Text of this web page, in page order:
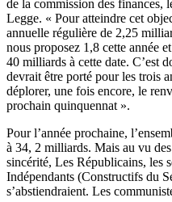
de la commission des finances,
Legge. « Pour atteindre cet
annuelle régulière de 2,25
nous proposez 1,8 cette année
40 milliards à cette date. C’est
devrait être porté pour les trois
déplorer, une fois encore, le
prochain quinquennat ».
Pour l’année prochaine,
à 34, 2 milliards. Mais au vu
sincérité, Les Républicains, les
Indépendants (Constructifs du
s’abstiendraient. Les